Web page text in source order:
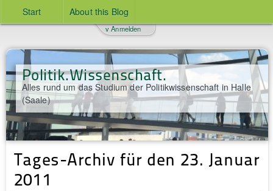
Start About this Blog
Politik.Wissenschaft.
Alles rund um das Studium der Politikwissenschaft in Halle
(Saale)
v Anmelden
Tages-Archiv für den 23. Januar
2011